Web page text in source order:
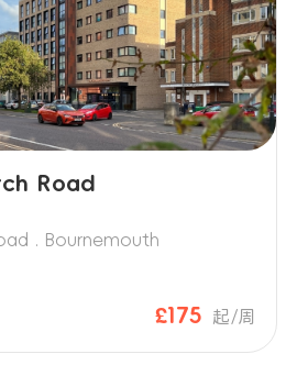
始日所在年度的8月31日之
No Visa No Pay）：若学
签证，须在收到签证拒签
发送至公寓。公寓收到所
预付租金。该选项在租期
8月31日之后不再可用。
书。若学生的ATAS证书申请
Road
. Bournemouth
£175 起/周